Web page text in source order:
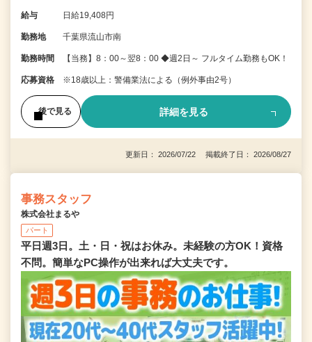
給与 日給19,408円
勤務地 千葉県流山市南
勤務時間 【当務】8：00～翌8：00 ◆週2日～ フルタイム勤務もOK！
応募資格 ※18歳以上：警備業法による（例外事由2号）
後で見る 詳細を見る
更新日： 2026/07/22 掲載終了日： 2026/08/27
事務スタッフ
株式会社まるや
パート
平日週3日。土・日・祝はお休み。未経験の方OK！資格
不問。簡単なPC操作が出来れば大丈夫です。